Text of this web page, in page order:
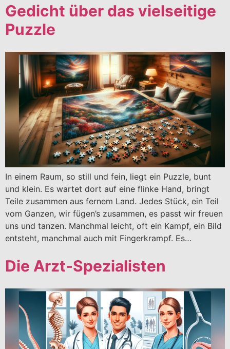
Gedicht über das vielseitige
Puzzle
In einem Raum, so still und fein, liegt ein Puzzle, bunt
und klein. Es wartet dort auf eine flinke Hand, bringt
Teile zusammen aus fernem Land. Jedes Stück, ein Teil
vom Ganzen, wir fügen’s zusammen, es passt wir freuen
uns und tanzen. Manchmal leicht, oft ein Kampf, ein Bild
entsteht, manchmal auch mit Fingerkrampf. Es…
Die Arzt-Spezialisten